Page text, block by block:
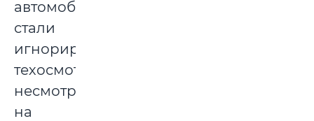
автомобилисты
стали
игнорировать
техосмотр,
несмотря
на